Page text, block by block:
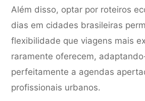
Além disso, optar por roteiros
dias em cidades brasileiras
flexibilidade que viagens mais
raramente oferecem,
perfeitamente a agendas
profissionais urbanos.